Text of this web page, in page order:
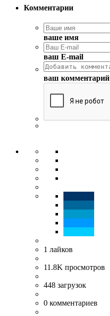
Комментарии
ваше имя
ваш E-mail
ваш комментарий
1 лайков
11.8K просмотров
448 загрузок
0 комментариев